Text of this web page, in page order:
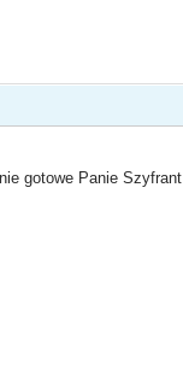
gotowe Panie Szyfrant